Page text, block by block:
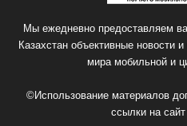
Мы ежедневно предоставляем
Казахстан объективные новости
мира мобильной и
©Использование материалов
ссылки на сайт